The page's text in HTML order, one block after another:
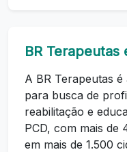
BR Terapeutas
A BR Terapeutas
para busca de
reabilitação e
PCD, com mais de
em mais de 1.500